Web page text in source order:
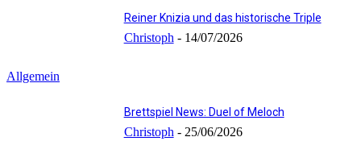
Allgemein
Reiner Knizia und das historische Triple
Christoph - 14/07/2026
Brettspiel News: Duel of Meloch
Christoph - 25/06/2026